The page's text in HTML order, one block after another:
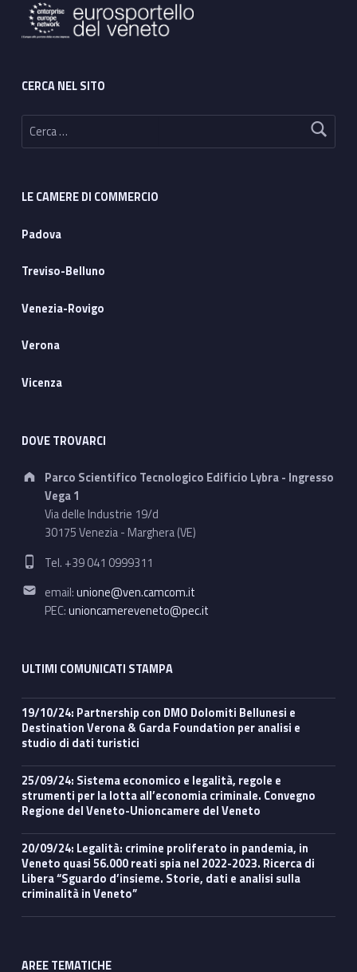
CERCA NEL SITO
Ricerca per:
LE CAMERE DI COMMERCIO
Padova
Treviso-Belluno
Venezia-Rovigo
Verona
Vicenza
DOVE TROVARCI
Address:
Parco Scientifico Tecnologico Edificio Lybra - Ingresso
Vega 1
Via delle Industrie 19/d
30175 Venezia - Marghera (VE)
Phone number:
Tel. +39 041 0999311
Email address:
email:unione@ven.camcom.it
PEC:unioncamereveneto@pec.it
ULTIMI COMUNICATI STAMPA
19/10/24: Partnership con DMO Dolomiti Bellunesi e
Destination Verona & Garda Foundation per analisi e
studio di dati turistici
25/09/24: Sistema economico e legalità, regole e
strumenti per la lotta all’economia criminale. Convegno
Regione del Veneto-Unioncamere del Veneto
20/09/24: Legalità: crimine proliferato in pandemia, in
Veneto quasi 56.000 reati spia nel 2022-2023. Ricerca di
Libera “Sguardo d’insieme. Storie, dati e analisi sulla
criminalità in Veneto”
AREE TEMATICHE